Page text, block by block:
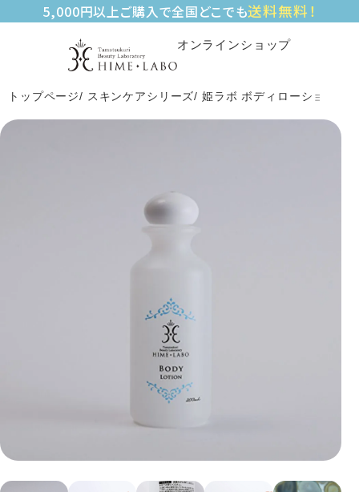
5,000円以上ご購入で全国どこでも送料無料！
オンラインショップ
トップページ スキンケアシリーズ 姫ラボ ボディローション（